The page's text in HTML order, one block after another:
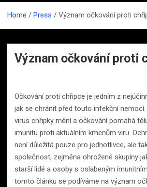
Home Press Význam očkování proti
Význam očkování proti
Očkování proti chřipce je jedním z
jak se chránit před touto infekční nemocí.
virus chřipky mění a očkování pomáhá
imunitu proti aktuálním kmenům viru.
není důležitá pouze pro jednotlivce, ale
společnost, zejména ohrožené skupiny
starší lidé a osoby s oslabeným
tomto článku se podíváme na význam